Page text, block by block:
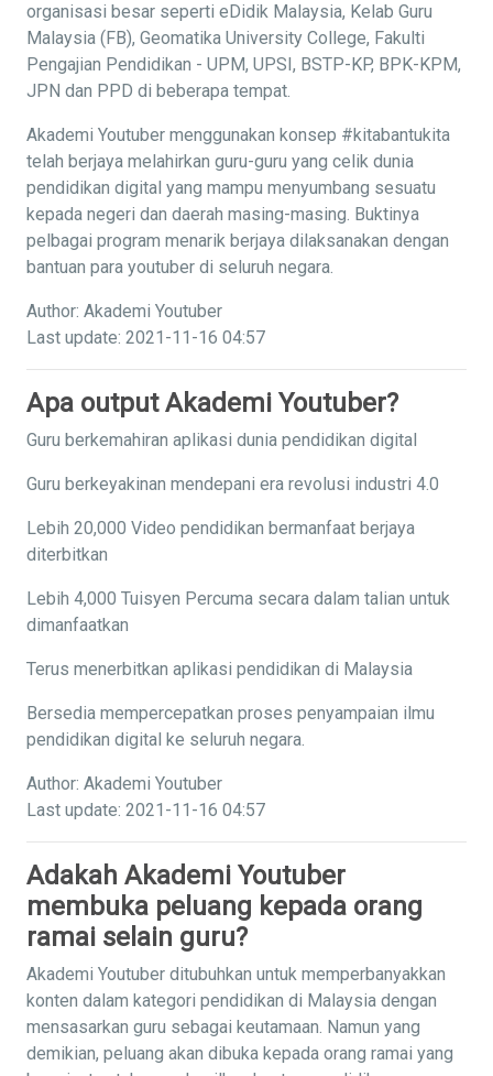
organisasi besar seperti eDidik Malaysia, Kelab Guru
Malaysia (FB), Geomatika University College, Fakulti
Pengajian Pendidikan - UPM, UPSI, BSTP-KP, BPK-KPM,
JPN dan PPD di beberapa tempat.
Akademi Youtuber menggunakan konsep #kitabantukita
telah berjaya melahirkan guru-guru yang celik dunia
pendidikan digital yang mampu menyumbang sesuatu
kepada negeri dan daerah masing-masing. Buktinya
pelbagai program menarik berjaya dilaksanakan dengan
bantuan para youtuber di seluruh negara.
Author: Akademi Youtuber
Last update: 2021-11-16 04:57
Apa output Akademi Youtuber?
Guru berkemahiran aplikasi dunia pendidikan digital
Guru berkeyakinan mendepani era revolusi industri 4.0
Lebih 20,000 Video pendidikan bermanfaat berjaya
diterbitkan
Lebih 4,000 Tuisyen Percuma secara dalam talian untuk
dimanfaatkan
Terus menerbitkan aplikasi pendidikan di Malaysia
Bersedia mempercepatkan proses penyampaian ilmu
pendidikan digital ke seluruh negara.
Author: Akademi Youtuber
Last update: 2021-11-16 04:57
Adakah Akademi Youtuber
membuka peluang kepada orang
ramai selain guru?
Akademi Youtuber ditubuhkan untuk memperbanyakkan
konten dalam kategori pendidikan di Malaysia dengan
mensasarkan guru sebagai keutamaan. Namun yang
demikian, peluang akan dibuka kepada orang ramai yang